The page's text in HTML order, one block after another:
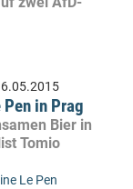
6.05.2015
in Prag
Bier in
Tomio
Le Pen